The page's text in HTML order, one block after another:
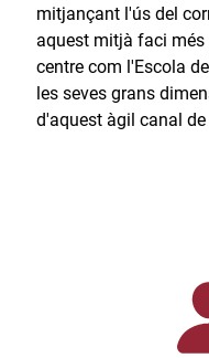
mitjançant l'ús del
aquest mitjà faci
centre com l'Escola
les seves grans
d'aquest àgil canal